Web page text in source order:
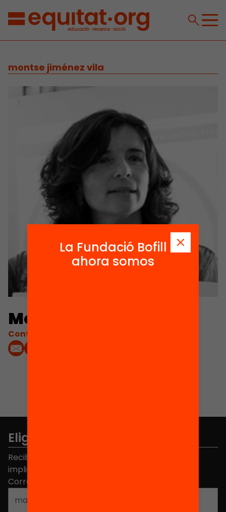
montse jiménez vila
Montse Jiménez Vila
Contacta'm:
Elige equidad
Recibe contenidos, iniciativas y proyectos para
implicarte.
Correo electrónico
La Fundació Bofill
ahora somos